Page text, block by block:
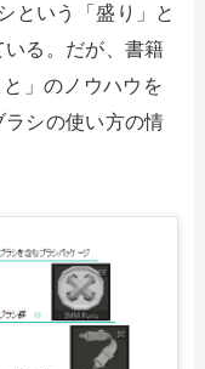
という「盛り」と
る。だが、書籍
」のノウハウを
シの使い方の情